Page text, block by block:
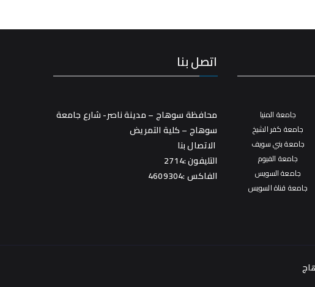
جامعة المنيا
جامعة كفر الشيخ
جامعة بني سويف
جامعة الفيوم
جامعة السويس
جامعة قناة السويس
اتصل بنا
محافظة سوهاج – مدينة ناصر- شارع جامعة
سوهاج – كلية التمريض
الاتصال بنا
التليفون :2714
الفاكس :4609304